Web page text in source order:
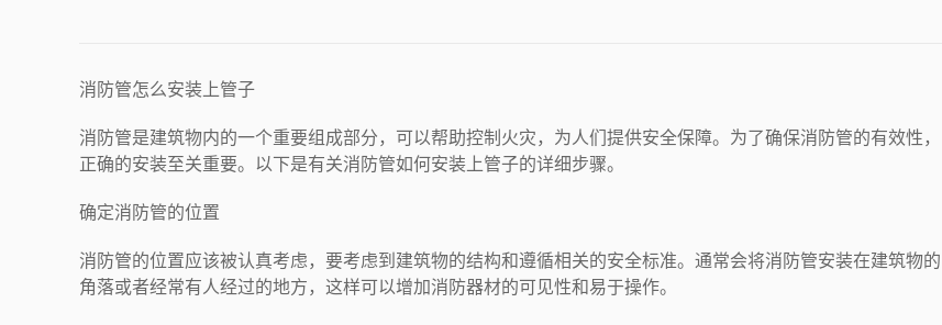
消防管怎么安装上管子
消防管是建筑物内的一个重要组成部分，可以帮助控制火灾，为人们提供安全保障。为了确保消防管的有效性，
正确的安装至关重要。以下是有关消防管如何安装上管子的详细步骤。
确定消防管的位置
消防管的位置应该被认真考虑，要考虑到建筑物的结构和遵循相关的安全标准。通常会将消防管安装在建筑物的
角落或者经常有人经过的地方，这样可以增加消防器材的可见性和易于操作。